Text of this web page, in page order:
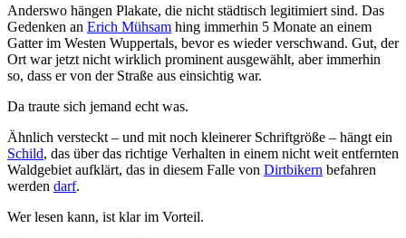
Anderswo hängen Plakate, die nicht städtisch legitimiert sind. Das
Gedenken an Erich Mühsam hing immerhin 5 Monate an einem
Gatter im Westen Wuppertals, bevor es wieder verschwand. Gut, der
Ort war jetzt nicht wirklich prominent ausgewählt, aber immerhin
so, dass er von der Straße aus einsichtig war.
Da traute sich jemand echt was.
Ähnlich versteckt – und mit noch kleinerer Schriftgröße – hängt ein
Schild, das über das richtige Verhalten in einem nicht weit entfernten
Waldgebiet aufklärt, das in diesem Falle von Dirtbikern befahren
werden darf.
Wer lesen kann, ist klar im Vorteil.